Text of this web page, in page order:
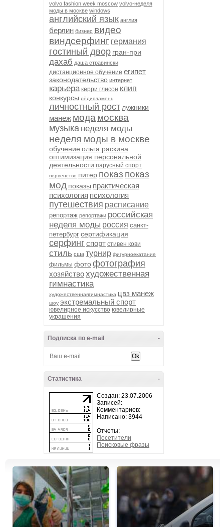
volvo fashion week moscow volvo-неделя
моды в москве windows
английский язык англия
берлин бизнес видео
виндсерфинг германия
гостиный двор гран-при
дахаб даша стравински
дистанционное обучение египет
законодательство интернет
карьера керри глисон клип
конкурсы лёдипламень
личностный рост лужники
манеж мода москва
музыка неделя моды
неделя моды в москве
обучение ольга раскина
оптимизация персональной
деятельности парусный спорт
первенство питер показ показ
мод показы практическая
психология психология
путешествия расписание
репортаж репортажи российская
неделя моды россия санкт-
петербург сертификация
серфинг спорт стивен кови
стиль сша турнир фигурноекатание
фильмы фотофотография
хозяйствохудожественная
гимнастика
художественнаягимнастика цвз манеж
шоу экстремальный спорт
ювелирное искусство ювелирные
украшения
-
Подписка по e-mail
-
Статистика
Создан: 23.07.2006
Записей:
Комментариев:
Написано: 3944
Отчеты:
Посетители
Поисковые фразы